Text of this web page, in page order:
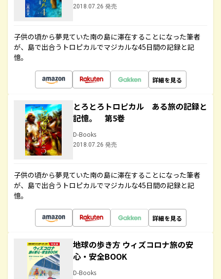
2018.07.26 発売
子供の頃から夢見ていた南の島に滞在することになった筆者
が、島で出合うトロピカルでマジカルな45日間の記録と記
憶。
詳細を見る
とろとろトロピカル ある旅の記録と
記憶。 第5巻
D-Books
2018.07.26 発売
子供の頃から夢見ていた南の島に滞在することになった筆者
が、島で出合うトロピカルでマジカルな45日間の記録と記
憶。
詳細を見る
地球の歩き方 ウィズコロナ旅の安
心・安全BOOK
D-Books